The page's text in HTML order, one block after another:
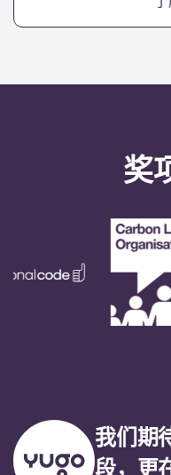
奖
我们期
段，更